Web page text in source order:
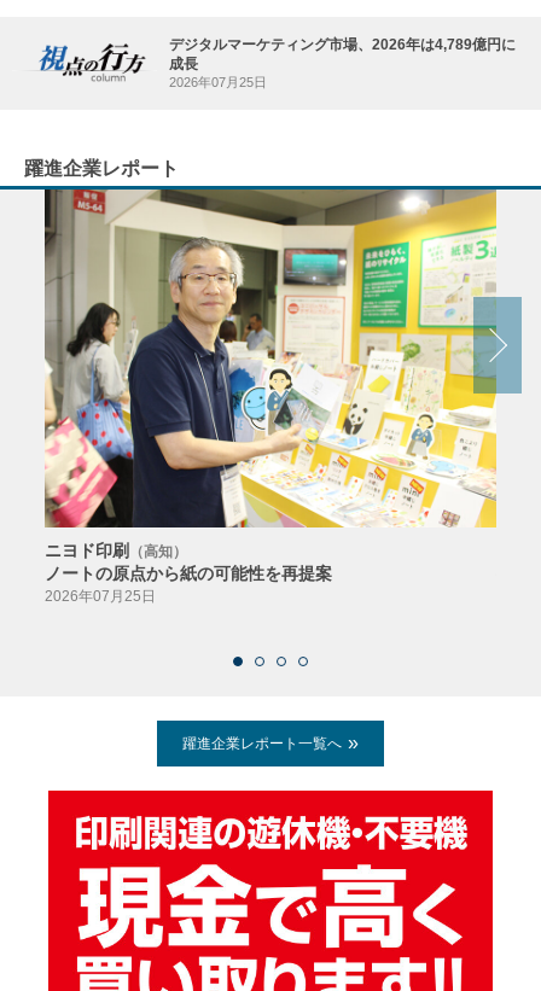
デジタルマーケティング市場、2026年は4,789億円に
成長
2026年07月25日
躍進企業レポート
ニヨド印刷 （高知）
ノートの原点から紙の可能性を再提案
2026年07月25日
躍進企業レポート一覧へ